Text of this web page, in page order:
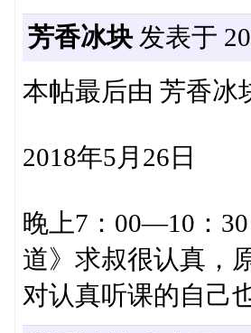
芳香冰块发表于
本帖最后由 芳香冰
2018年5月26日
晚上7：00—10：
道》求叔很认真，
对认真听课的自己